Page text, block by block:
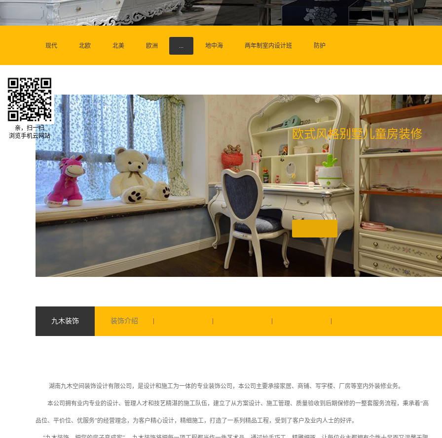
现代 北欧 北美 欧洲 ... 地中海 两年制室内设计班 防护
欧式风格别墅儿童房装修
0
九木装饰 装饰介绍
湖南九木空间装饰设计有限公司，是设计和施工为一体的专业装饰公司，本公司主要承接家居、商铺、写字楼、厂房等室内外装修业务。
本公司拥有业内专业的设计、管理人才和技艺精湛的施工队伍，建立了从方案设计、施工管理、质量验收到后期保修的一整套服务流程，秉承着“高
品位、平价位、优服务”的经营理念，为客户精心设计，精细施工，打造了一系列精品工程，受到了客户及业内人士的好评。
亲，扫一扫
浏览手机云网站